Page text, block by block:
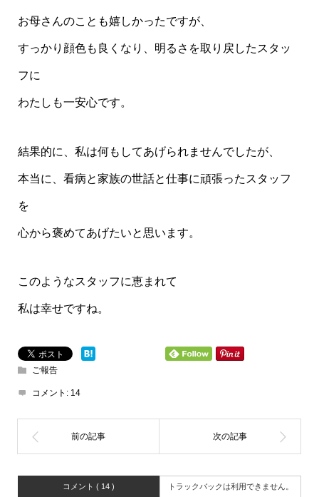
お母さんのことも嬉しかったですが、
すっかり顔色も良くなり、明るさを取り戻したスタッ
フに
わたしも一安心です。
結果的に、私は何もしてあげられませんでしたが、
本当に、看病と家族の世話と仕事に頑張ったスタッフ
を
心から褒めてあげたいと思います。
このようなスタッフに恵まれて
私は幸せですね。
ご報告
コメント: 14
コメント ( 14 ) トラックバックは利用できません。